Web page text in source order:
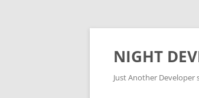
NIGHT
Just Another Developer